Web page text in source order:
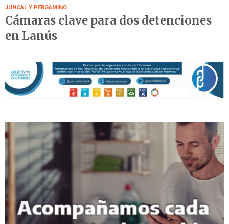
JUNCAL Y PERGAMINO
Cámaras clave para dos detenciones
en Lanús